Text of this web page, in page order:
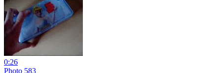
0:26
Photo 583